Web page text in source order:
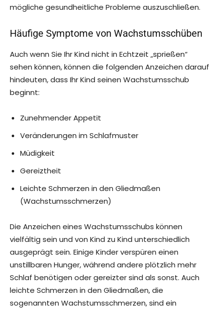
mögliche gesundheitliche Probleme auszuschließen.
Häufige Symptome von Wachstumsschüben
Auch wenn Sie Ihr Kind nicht in Echtzeit „sprießen“
sehen können, können die folgenden Anzeichen darauf
hindeuten, dass Ihr Kind seinen Wachstumsschub
beginnt:
Zunehmender Appetit
Veränderungen im Schlafmuster
Müdigkeit
Gereiztheit
Leichte Schmerzen in den Gliedmaßen
(Wachstumsschmerzen)
Die Anzeichen eines Wachstumsschubs können
vielfältig sein und von Kind zu Kind unterschiedlich
ausgeprägt sein. Einige Kinder verspüren einen
unstillbaren Hunger, während andere plötzlich mehr
Schlaf benötigen oder gereizter sind als sonst. Auch
leichte Schmerzen in den Gliedmaßen, die
sogenannten Wachstumsschmerzen, sind ein